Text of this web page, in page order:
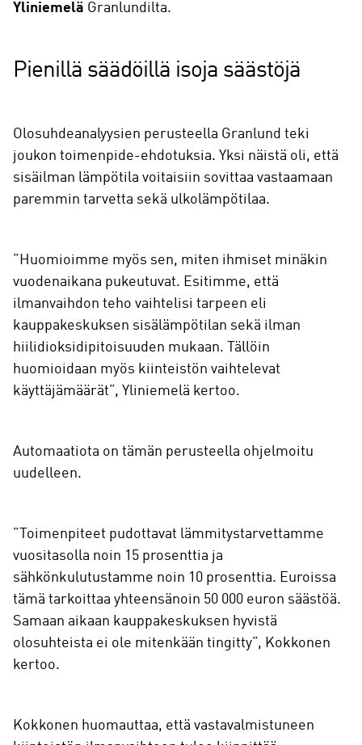
Yliniemelä Granlundilta.
Pienillä säädöillä isoja säästöjä
Olosuhdeanalyysien perusteella Granlund teki
joukon toimenpide-ehdotuksia. Yksi näistä oli, että
sisäilman lämpötila voitaisiin sovittaa vastaamaan
paremmin tarvetta sekä ulkolämpötilaa.
”Huomioimme myös sen, miten ihmiset minäkin
vuodenaikana pukeutuvat. Esitimme, että
ilmanvaihdon teho vaihtelisi tarpeen eli
kauppakeskuksen sisälämpötilan sekä ilman
hiilidioksidipitoisuuden mukaan. Tällöin
huomioidaan myös kiinteistön vaihtelevat
käyttäjämäärät”, Yliniemelä kertoo.
Automaatiota on tämän perusteella ohjelmoitu
uudelleen.
”Toimenpiteet pudottavat lämmitystarvettamme
vuositasolla noin 15 prosenttia ja
sähkönkulutustamme noin 10 prosenttia. Euroissa
tämä tarkoittaa yhteensänoin 50 000 euron säästöä.
Samaan aikaan kauppakeskuksen hyvistä
olosuhteista ei ole mitenkään tingitty”, Kokkonen
kertoo.
Kokkonen huomauttaa, että vastavalmistuneen